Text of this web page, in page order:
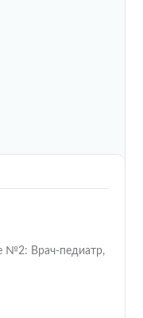
№2: Врач-педиатр,